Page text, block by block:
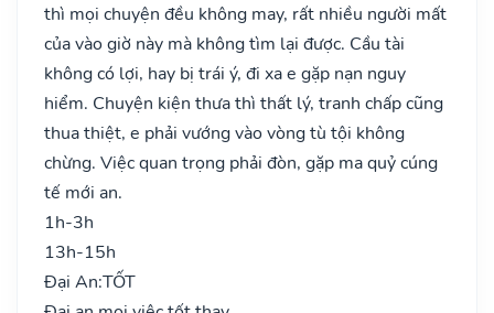
thì mọi chuyện đều không may, rất nhiều người mất
của vào giờ này mà không tìm lại được. Cầu tài
không có lợi, hay bị trái ý, đi xa e gặp nạn nguy
hiểm. Chuyện kiện thưa thì thất lý, tranh chấp cũng
thua thiệt, e phải vướng vào vòng tù tội không
chừng. Việc quan trọng phải đòn, gặp ma quỷ cúng
tế mới an.
1h-3h
13h-15h
Đại An:TỐT